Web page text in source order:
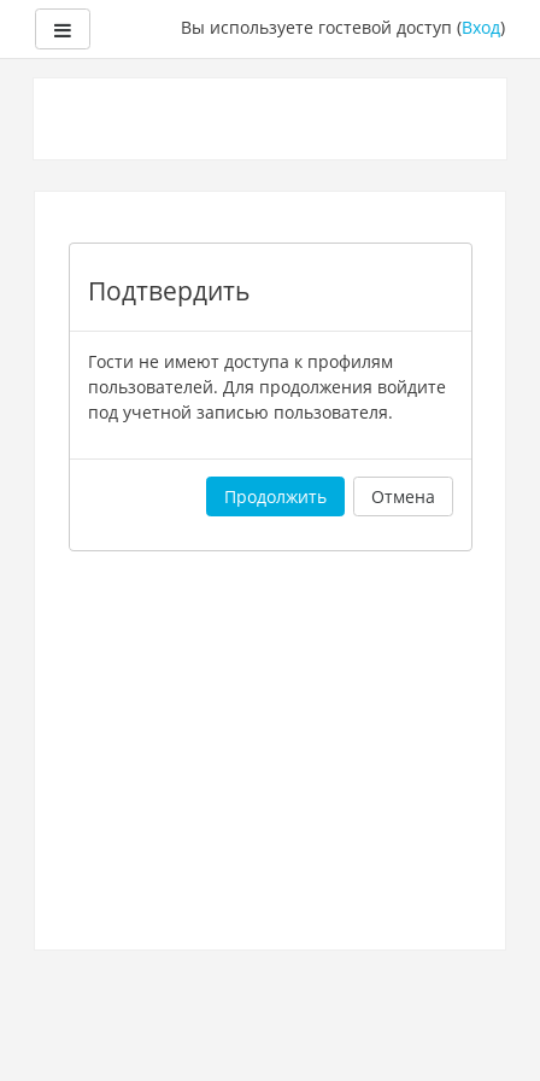
Боковая панельВы используете гостевой доступ (Вход)
Подтвердить
Гости не имеют доступа к профилям
пользователей. Для продолжения войдите
под учетной записью пользователя.
Продолжить Отмена